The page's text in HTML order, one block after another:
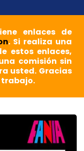
enlaces de
. Si realiza una
estos enlaces,
comisión sin
usted. Gracias
trabajo.